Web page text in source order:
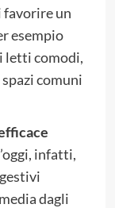
favorire un
esempio
letti comodi,
comuni
infatti,
dagli